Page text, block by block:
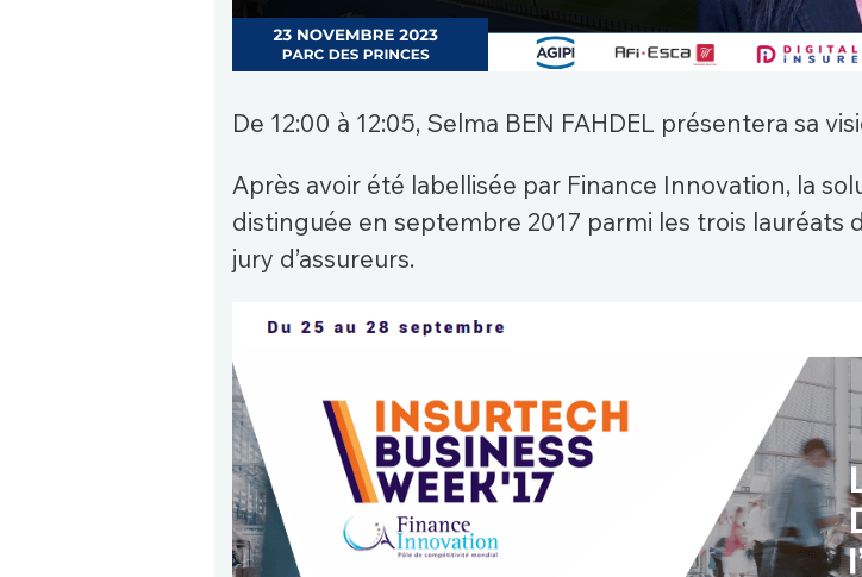
De 12:00 à 12:05, Selma BEN FAHDEL présentera sa
Après avoir été labellisée par Finance Innovation, la
distinguée en septembre 2017 parmi les trois lauréats
jury d’assureurs.